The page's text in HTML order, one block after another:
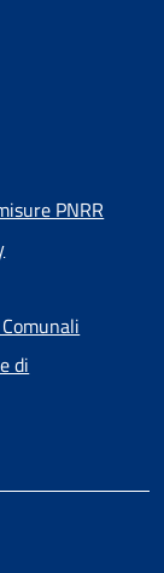
PNRR
di